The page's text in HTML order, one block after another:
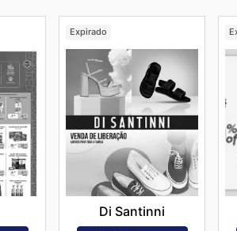
Expirado
Di Santinni